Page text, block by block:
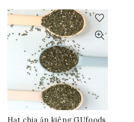
Hạt chia ăn kiêng GUfoods